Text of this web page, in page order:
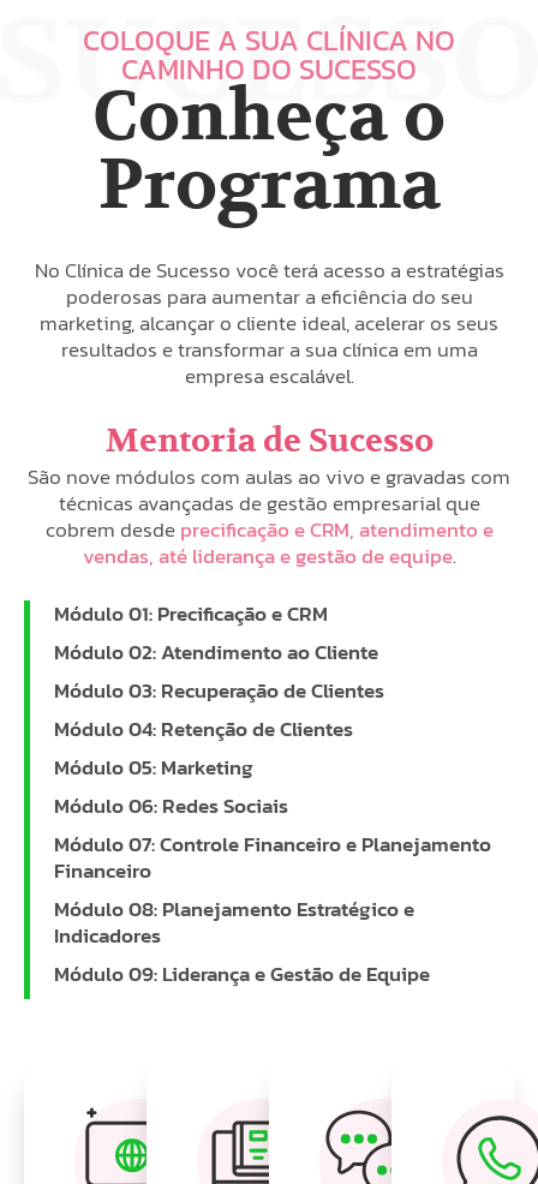
COLOQUE A SUA CLÍNICA NO
CAMINHO DO SUCESSO
Conheça o
Programa
No Clínica de Sucesso você terá acesso a estratégias
poderosas para aumentar a eficiência do seu
marketing, alcançar o cliente ideal, acelerar os seus
resultados e transformar a sua clínica em uma
empresa escalável.
Mentoria de Sucesso
São nove módulos com aulas ao vivo e gravadas com
técnicas avançadas de gestão empresarial que
cobrem desdeprecificação e CRM, atendimento e
vendas, até liderança e gestão de equipe.
Módulo 01: Precificação e CRM
Módulo 02: Atendimento ao Cliente
Módulo 03: Recuperação de Clientes
Módulo 04: Retenção de Clientes
Módulo 05: Marketing
Módulo 06: Redes Sociais
Módulo 07: Controle Financeiro e Planejamento
Financeiro
Módulo 08: Planejamento Estratégico e
Indicadores
Módulo 09: Liderança e Gestão de Equipe